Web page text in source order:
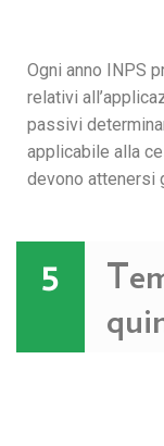
Ogni anno INPS
relativi
passivi
applicabile alla
devono attenersi
5